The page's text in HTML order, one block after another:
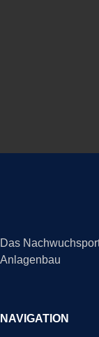
Das
Anlagenbau
NAVIGATION